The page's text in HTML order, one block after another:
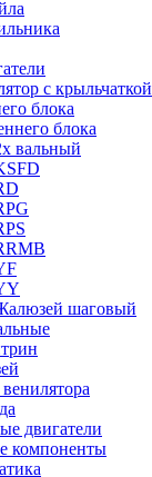
с крыльчаткой
блока
блока
вальный
шаговый
двигатели
компоненты